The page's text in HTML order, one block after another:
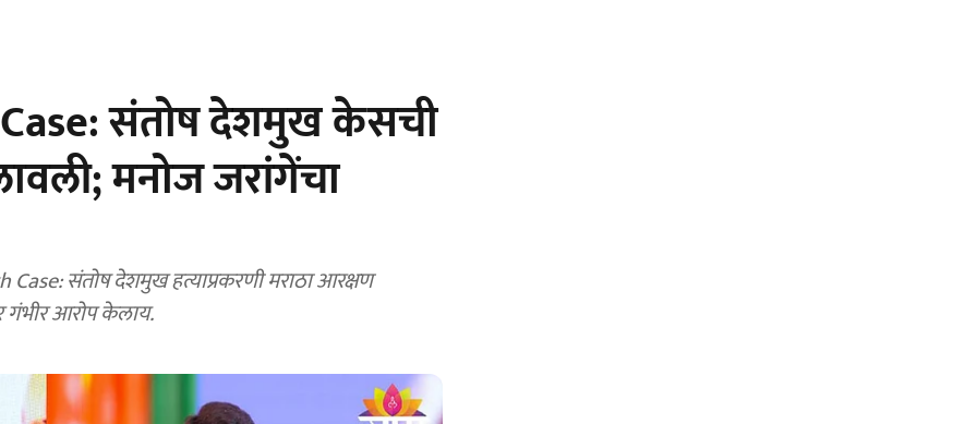
संतोष देशमुख केसची
मनोज जरांगेंचा
यांनी मुख्यमंत्र्यांवर गंभीर आरोप केलाय.